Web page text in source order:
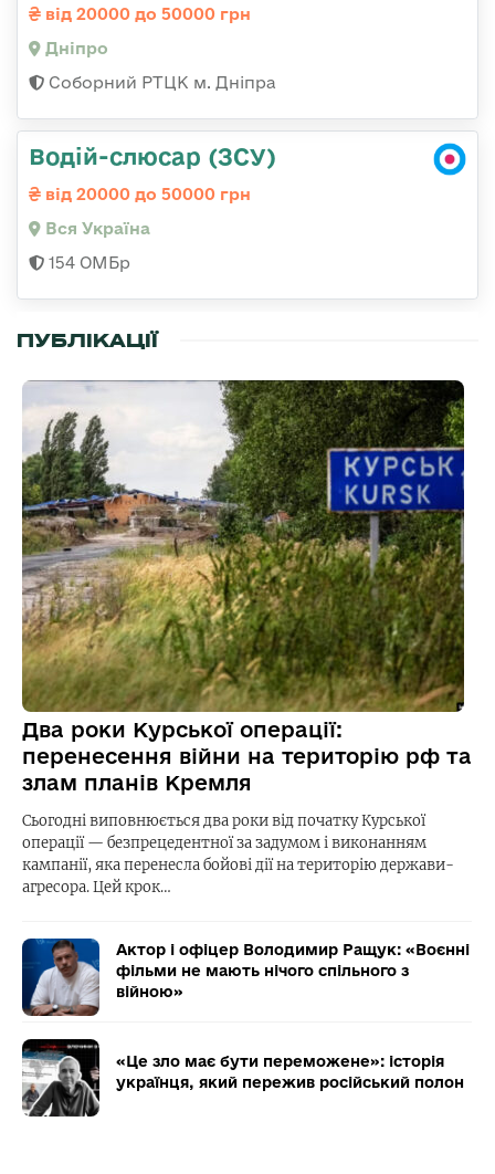
від 20000 до 50000 грн
Дніпро
Соборний РТЦК м. Дніпра
Водій-слюсар (ЗСУ)
від 20000 до 50000 грн
Вся Україна
154 ОМБр
ПУБЛІКАЦІЇ
Два роки Курської операції:
перенесення війни на територію рф та
злам планів Кремля
Сьогодні виповнюється два роки від початку Курської
операції — безпрецедентної за задумом і виконанням
кампанії, яка перенесла бойові дії на територію держави-
агресора. Цей крок…
Актор і офіцер Володимир Ращук: «Воєнні
фільми не мають нічого спільного з
війною»
«Це зло має бути переможене»: історія
українця, який пережив російський полон